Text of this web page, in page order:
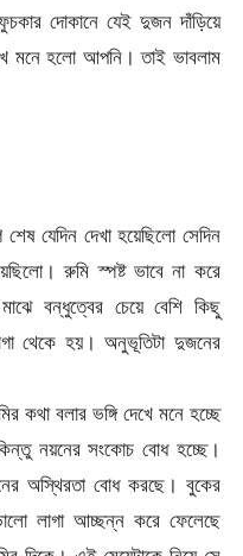
দোকানে যেই দুজন দাঁড়িয়ে
মনে হলো আপনি। তাই ভাবলাম
যেদিন দেখা হয়েছিলো সেদিন
রুমি স্পষ্ট ভাবে না করে
বন্ধুত্বের চেয়ে বেশি কিছু
থেকে হয়। অনুভূতিটা দুজনের
কথা বলার ভঙ্গি দেখে মনে হচ্ছে
নয়নের সংকোচ বোধ হচ্ছে।
অস্থিরতা বোধ করছে। বুকের
লাগা আচ্ছন্ন করে ফেলেছে